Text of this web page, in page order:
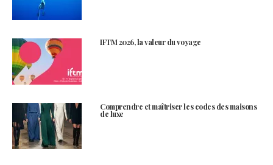
IFTM 2026, la valeur du voyage
Comprendre et maîtriser les codes des maisons
de luxe